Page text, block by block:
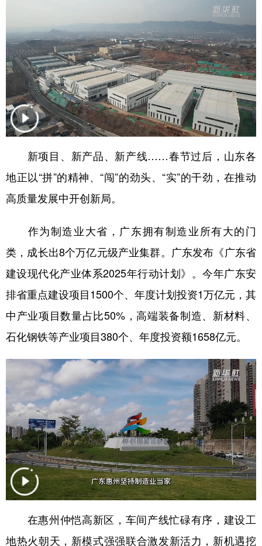
新项目、新产品、新产线……春节过后，山东各
地正以“拼”的精神、“闯”的劲头、“实”的干劲，在推动
高质量发展中开创新局。
作为制造业大省，广东拥有制造业所有大的门
类，成长出8个万亿元级产业集群。广东发布《广东省
建设现代化产业体系2025年行动计划》。今年广东安
排省重点建设项目1500个、年度计划投资1万亿元，其
中产业项目数量占比50%，高端装备制造、新材料、
石化钢铁等产业项目380个、年度投资额1658亿元。
在惠州仲恺高新区，车间产线忙碌有序，建设工
地热火朝天，新模式强强联合激发新活力，新机遇挖